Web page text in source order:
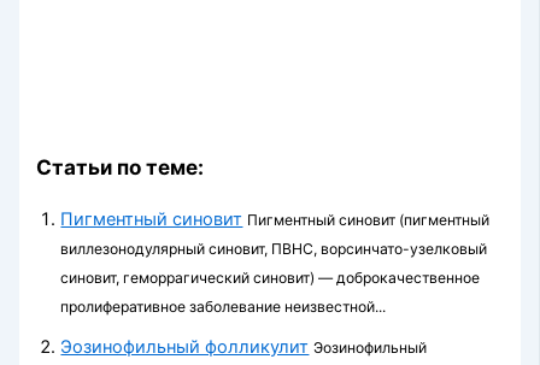
Статьи по теме:
Пигментный синовит Пигментный синовит (пигментный
виллезонодулярный синовит, ПВНС, ворсинчато-узелковый
синовит, геморрагический синовит) — доброкачественное
пролиферативное заболевание неизвестной...
Эозинофильный фолликулит Эозинофильный